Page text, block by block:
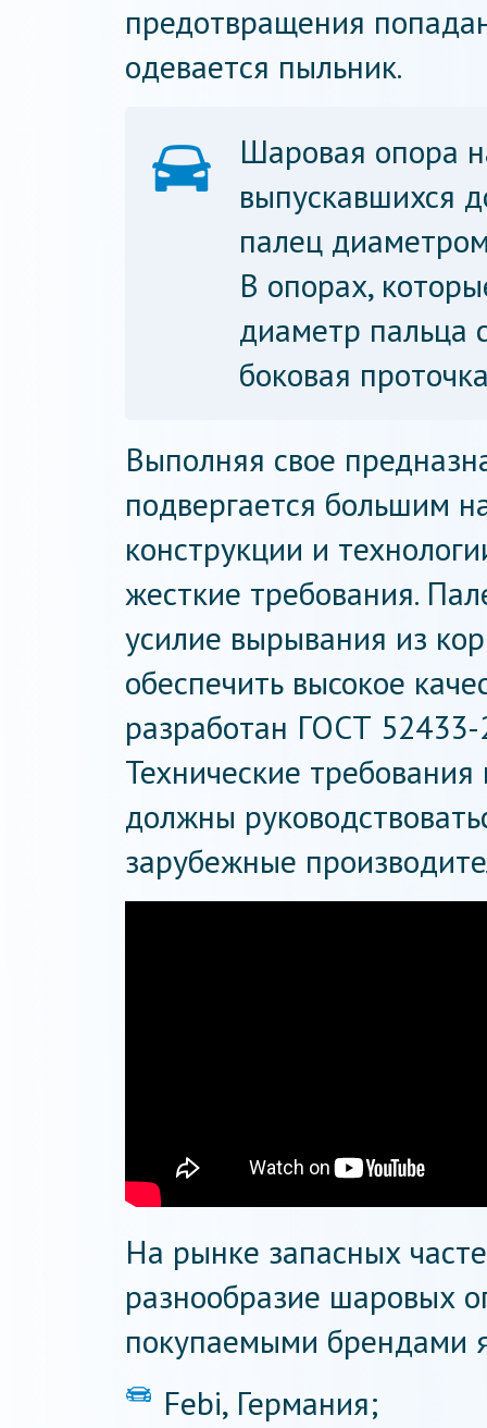
предотвращения
одевается пыльник.
Шаровая опора
выпускавшихся
палец
В опорах,
диаметр пальца
боковая
Выполняя свое
подвергается большим
конструкции и
жесткие требования.
усилие вырывания из
обеспечить высокое
разработан ГОСТ
Технические
должны
зарубежные
На рынке запасных
разнообразие шаровых
покупаемыми брендами
Febi, Германия;